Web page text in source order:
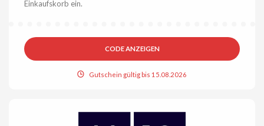
Einkaufskorb ein.
CODE ANZEIGEN
Gutschein gültig bis 15.08.2026